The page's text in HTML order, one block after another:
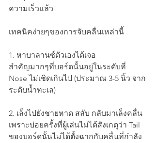
ความเร็วแล้ว
เทคนิคง่ายๆของการจับคลื่นเหล่านี้
1. หาบาลานซ์ตัวเองได้เจอ
สำคัญมากๆที่บอร์ดนั้นอยู่ในระดับที่
Nose ไม่เชิดเกินไป (ประมาณ 3-5 นิ้ว จาก
ระดับน้ำทะเล)
2. เล็งไปยังชายหาด สลับ กลับมาเล็งคลื่น
เพราะบ่อยครั้งที่ผู้เล่นไม่ได้สังเกตุว่า Tail
ของบอร์ดนั้นไม่ได้ตั้งฉากกับคลื่นที่กำลัง